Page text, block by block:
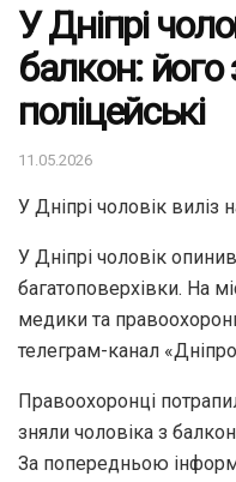
У Дніпрі
балкон:
поліцейські
11.05.2026
У Дніпрі чоловік виліз
У Дніпрі чоловік
багатоповерхівки. На
медики та
телеграм-канал
Правоохоронці
зняли чоловіка з
За попередньою